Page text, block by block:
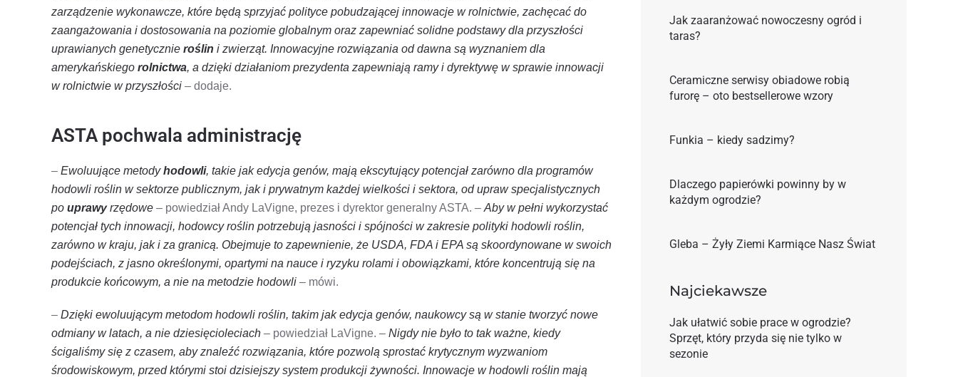
zarządzenie wykonawcze, które będą sprzyjać polityce pobudzającej innowacje w rolnictwie, zachęcać do
zaangażowania i dostosowania na poziomie globalnym oraz zapewniać solidne podstawy dla przyszłości
uprawianych genetycznie roślin i zwierząt. Innowacyjne rozwiązania od dawna są wyznaniem dla
amerykańskiego rolnictwa, a dzięki działaniom prezydenta zapewniają ramy i dyrektywę w sprawie innowacji
w rolnictwie w przyszłości – dodaje.
ASTA pochwala administrację
– Ewoluujące metodyhodowli, takie jak edycja genów, mają ekscytujący potencjał zarówno dla programów
hodowli roślin w sektorze publicznym, jak i prywatnym każdej wielkości i sektora, od upraw specjalistycznych
po uprawyrzędowe – powiedział Andy LaVigne, prezes i dyrektor generalny ASTA. – Aby w pełni wykorzystać
potencjał tych innowacji, hodowcy roślin potrzebują jasności i spójności w zakresie polityki hodowli roślin,
zarówno w kraju, jak i za granicą. Obejmuje to zapewnienie, że USDA, FDA i EPA są skoordynowane w swoich
podejściach, z jasno określonymi, opartymi na nauce i ryzyku rolami i obowiązkami, które koncentrują się na
produkcie końcowym, a nie na metodzie hodowli – mówi.
– Dzięki ewoluującym metodom hodowli roślin, takim jak edycja genów, naukowcy są w stanie tworzyć nowe
odmiany w latach, a nie dziesięcioleciach – powiedział LaVigne. – Nigdy nie było to tak ważne, kiedy
ścigaliśmy się z czasem, aby znaleźć rozwiązania, które pozwolą sprostać krytycznym wyzwaniom
środowiskowym, przed którymi stoi dzisiejszy system produkcji żywności. Innowacje w hodowli roślin mają
Jak zaaranżować nowoczesny ogród i
taras?
Ceramiczne serwisy obiadowe robią
furorę – oto bestsellerowe wzory
Funkia – kiedy sadzimy?
Dlaczego papierówki powinny by w
każdym ogrodzie?
Gleba – Żyły Ziemi Karmiące Nasz Świat
Najciekawsze
Jak ułatwić sobie prace w ogrodzie?
Sprzęt, który przyda się nie tylko w
sezonie